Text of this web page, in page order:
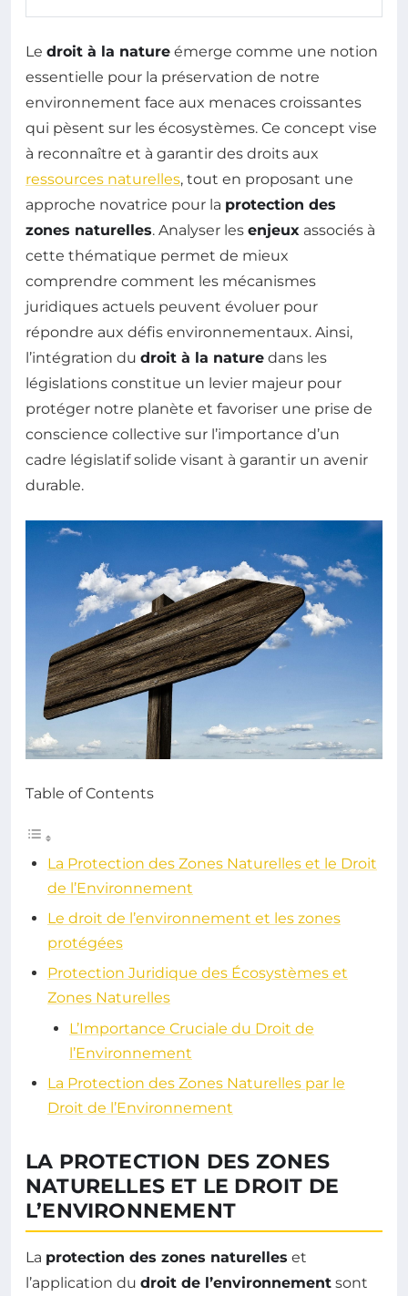
Le droit à la nature émerge comme une notion
essentielle pour la préservation de notre
environnement face aux menaces croissantes
qui pèsent sur les écosystèmes. Ce concept vise
à reconnaître et à garantir des droits aux
ressources naturelles, tout en proposant une
approche novatrice pour la protection des
zones naturelles. Analyser les enjeux associés à
cette thématique permet de mieux
comprendre comment les mécanismes
juridiques actuels peuvent évoluer pour
répondre aux défis environnementaux. Ainsi,
l’intégration du droit à la nature dans les
législations constitue un levier majeur pour
protéger notre planète et favoriser une prise de
conscience collective sur l’importance d’un
cadre législatif solide visant à garantir un avenir
durable.
Table of Contents
La Protection des Zones Naturelles et le Droit
de l’Environnement
Le droit de l’environnement et les zones
protégées
Protection Juridique des Écosystèmes et
Zones Naturelles
L’Importance Cruciale du Droit de
l’Environnement
La Protection des Zones Naturelles par le
Droit de l’Environnement
LA PROTECTION DES ZONES
NATURELLES ET LE DROIT DE
L’ENVIRONNEMENT
La protection des zones naturelles et
l’application du droit de l’environnement sont